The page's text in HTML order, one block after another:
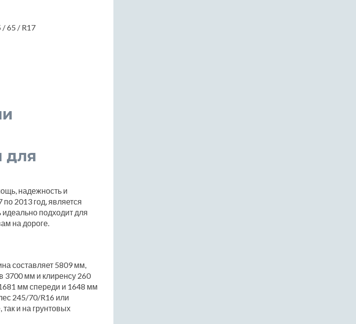
/ 65 / R17
для
надежность и
2013 год, является
подходит для
на дороге.
составляет 5809 мм,
3700 мм и клиренсу 260
мм спереди и 1648 мм
245/70/R16 или
и на грунтовых